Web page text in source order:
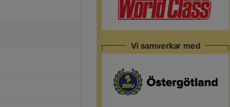
Vi samverkar med